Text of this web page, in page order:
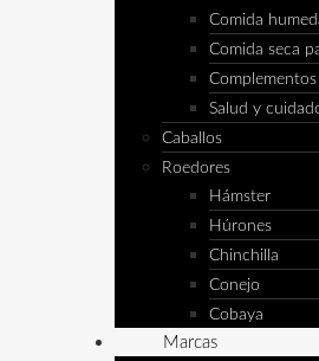
Comida
Comida seca
Salud y
Caballos
Roedores
Hámster
Húrones
Chinchilla
Conejo
Cobaya
Marcas